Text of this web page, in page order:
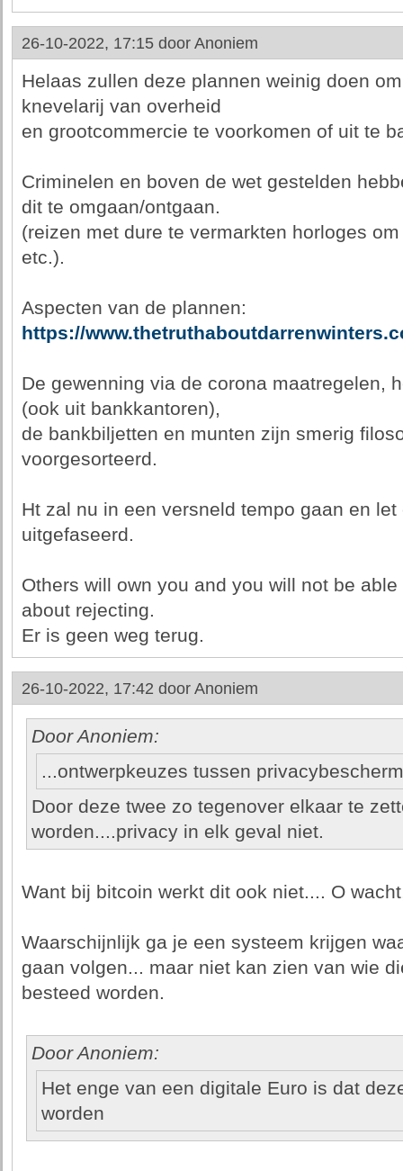
26-10-2022, 17:15 door Anoniem
Helaas zullen deze plannen weinig doen
knevelarij van overheid
en grootcommercie te voorkomen of uit te
Criminelen en boven de wet gestelden
dit te omgaan/ontgaan.
(reizen met dure te vermarkten horloges
etc.).
Aspecten van de plannen:
https://
De gewenning via de corona maatregelen,
(ook uit bankkantoren),
de bankbiljetten en munten zijn smerig
voorgesorteerd.
Ht zal nu in een versneld tempo gaan en
uitgefaseerd.
Others will own you and you will not be
about rejecting.
Er is geen weg terug.
26-10-2022, 17:42 door Anoniem
Door Anoniem:
...ontwerpkeuzes tussen
Door deze twee zo tegenover elkaar te
worden....privacy in elk geval niet.
Want bij bitcoin werkt dit ook niet.... O
Waarschijnlijk ga je een systeem krijgen
gaan volgen... maar niet kan zien van wie
besteed worden.
Door Anoniem:
Het enge van een digitale Euro is dat
worden